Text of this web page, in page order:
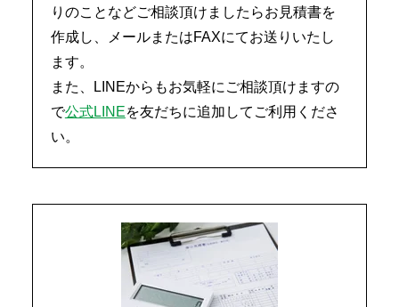
りのことなどご相談頂けましたらお見積書を
作成し、メールまたはFAXにてお送りいたし
ます。
また、LINEからもお気軽にご相談頂けますの
で公式LINEを友だちに追加してご利用くださ
い。